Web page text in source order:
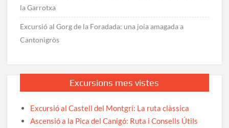
la Garrotxa
Excursió al Gorg de la Foradada: una joia amagada a
Cantonigròs
Excursions mes vistes
Excursió al Castell del Montgrí: La ruta clàssica
Ascensió a la Pica del Canigó: Ruta i Consells Útils